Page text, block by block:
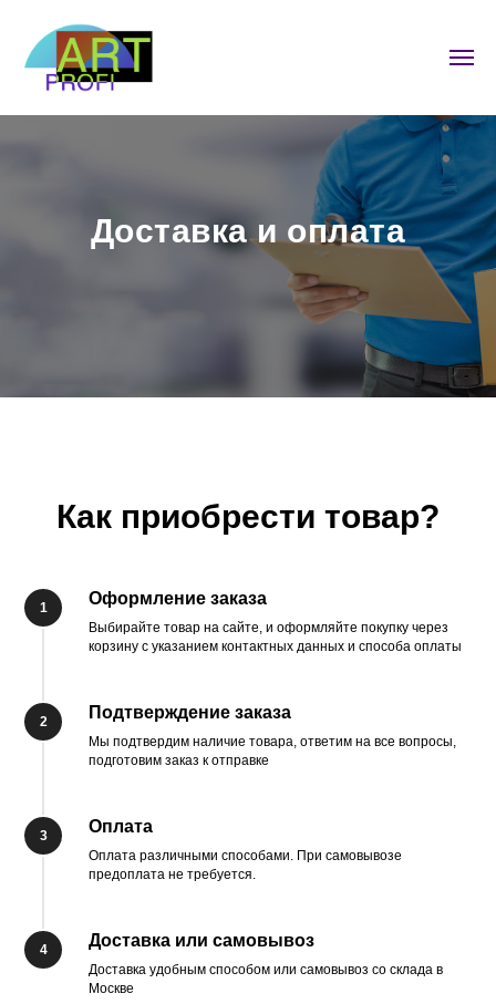
Доставка и оплата
Как приобрести товар?
1 Оформление заказа
Выбирайте товар на сайте, и оформляйте покупку через
корзину с указанием контактных данных и способа оплаты
2 Подтверждение заказа
Мы подтвердим наличие товара, ответим на все вопросы,
подготовим заказ к отправке
3 Оплата
Оплата различными способами. При самовывозе
предоплата не требуется.
4 Доставка или самовывоз
Доставка удобным способом или самовывоз со склада в
Москве